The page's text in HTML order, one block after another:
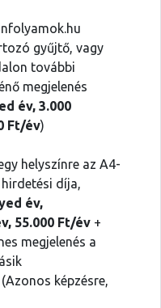
gyűjtő, vagy
további
megjelenés
év, 3.000
Ft/év)
helyszínre az A4-
díja,
év,
55.000 Ft/év+
megjelenés a
képzésre,